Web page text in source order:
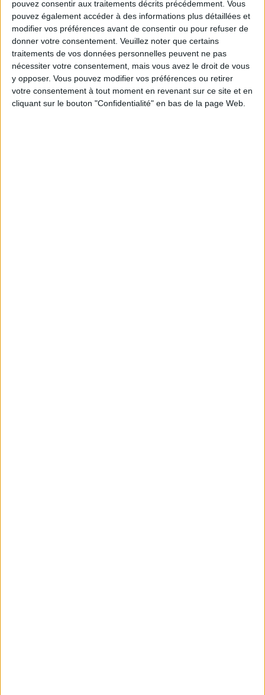
pouvez consentir aux traitements décrits précédemment. Vous
pouvez également accéder à des informations plus détaillées et
modifier vos préférences avant de consentir ou pour refuser de
donner votre consentement. Veuillez noter que certains
traitements de vos données personnelles peuvent ne pas
nécessiter votre consentement, mais vous avez le droit de vous
y opposer. Vous pouvez modifier vos préférences ou retirer
votre consentement à tout moment en revenant sur ce site et en
cliquant sur le bouton "Confidentialité" en bas de la page Web.
Peut-on remplacer la viande par des féculents ?
Consultation diététique du 05/08/2026